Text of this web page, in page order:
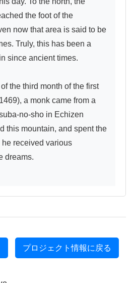
the foot of the
now that area is said to be
Truly, this has been a
since ancient times.
the third month of the first
a monk came from a
no-sho in Echizen
this mountain, and spent the
he received various
dreams.
プロジェクト情報に戻る